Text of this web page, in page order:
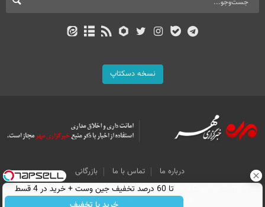
نسخه دسکتاپ
درباره ما تماس با ما
بازرگانی
All Content by Mehr News Agency is licensed under a Creative Commons
Attribution 4.0 International License.
تا 60 درصد تخفیف جین وست + خرید در 4 قسط